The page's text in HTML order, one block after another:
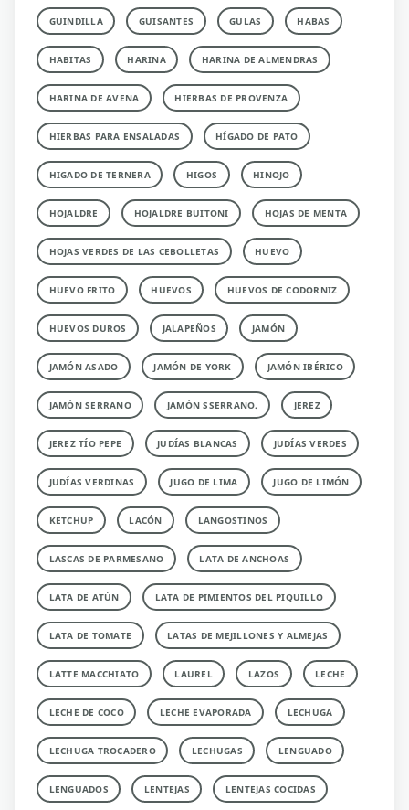
GUINDILLA GUISANTES GULAS HABAS
HABITAS HARINA HARINA DE ALMENDRAS
HARINA DE AVENA HIERBAS DE PROVENZA
HIERBAS PARA ENSALADAS HÍGADO DE PATO
HIGADO DE TERNERA HIGOS HINOJO
HOJALDRE HOJALDRE BUITONI HOJAS DE MENTA
HOJAS VERDES DE LAS CEBOLLETAS HUEVO
HUEVO FRITO HUEVOS HUEVOS DE CODORNIZ
HUEVOS DUROS JALAPEÑOS JAMÓN
JAMÓN ASADO JAMÓN DE YORK JAMÓN IBÉRICO
JAMÓN SERRANO JAMÓN SSERRANO. JEREZ
JEREZ TÍO PEPE JUDÍAS BLANCAS JUDÍAS VERDES
JUDÍAS VERDINAS JUGO DE LIMA JUGO DE LIMÓN
KETCHUP LACÓN LANGOSTINOS
LASCAS DE PARMESANO LATA DE ANCHOAS
LATA DE ATÚN LATA DE PIMIENTOS DEL PIQUILLO
LATA DE TOMATE LATAS DE MEJILLONES Y ALMEJAS
LATTE MACCHIATO LAUREL LAZOS LECHE
LECHE DE COCO LECHE EVAPORADA LECHUGA
LECHUGA TROCADERO LECHUGAS LENGUADO
LENGUADOS LENTEJAS LENTEJAS COCIDAS